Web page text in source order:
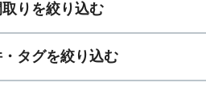
りを絞り込む
タグを絞り込む